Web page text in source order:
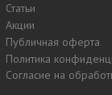
Статьи
Акции
Публичная оферта
Политика
Согласие на